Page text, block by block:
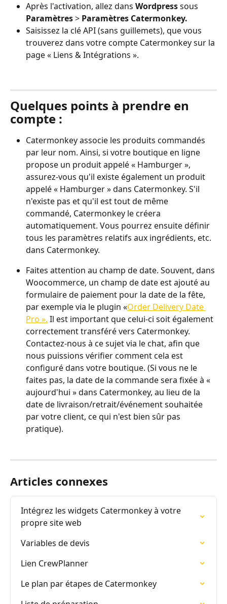
Après l'activation, allez dans Wordpress sous
Paramètres > Paramètres Catermonkey.
Saisissez la clé API (sans guillemets), que vous
trouverez dans votre compte Catermonkey sur la
page « Liens & Intégrations ».
Quelques points à prendre en
compte :
Catermonkey associe les produits commandés
par leur nom. Ainsi, si votre boutique en ligne
propose un produit appelé « Hamburger »,
assurez-vous qu'il existe également un produit
appelé « Hamburger » dans Catermonkey. S'il
n'existe pas et qu'il est tout de même
commandé, Catermonkey le créera
automatiquement. Vous pourrez ensuite définir
tous les paramètres relatifs aux ingrédients, etc.
dans Catermonkey.
Faites attention au champ de date. Souvent, dans
Woocommerce, un champ de date est ajouté au
formulaire de paiement pour la date de la fête,
par exemple via le plugin «Order Delivery Date
Pro ». Il est important que celui-ci soit également
correctement transféré vers Catermonkey.
Contactez-nous à ce sujet via le chat, afin que
nous puissions vérifier comment cela est
configuré dans votre boutique. (Si vous ne le
faites pas, la date de la commande sera fixée à «
aujourd'hui » dans Catermonkey, au lieu de la
date de livraison/retrait/événement souhaitée
par votre client, ce qui n'est bien sûr pas
pratique).
Articles connexes
Intégrez les widgets Catermonkey à votre
propre site web
Variables de devis
Lien CrewPlanner
Le plan par étapes de Catermonkey